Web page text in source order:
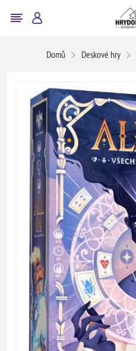
Domů Deskové hry